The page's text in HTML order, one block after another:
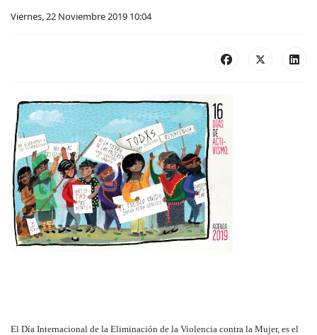
Viernes, 22 Noviembre 2019 10:04
El Día Internacional de la Eliminación de la Violencia contra la Mujer, es el